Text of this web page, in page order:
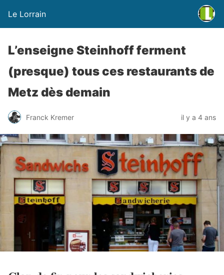
Le Lorrain
L’enseigne Steinhoff ferment
(presque) tous ces restaurants de
Metz dès demain
Franck Kremer il y a 4 ans